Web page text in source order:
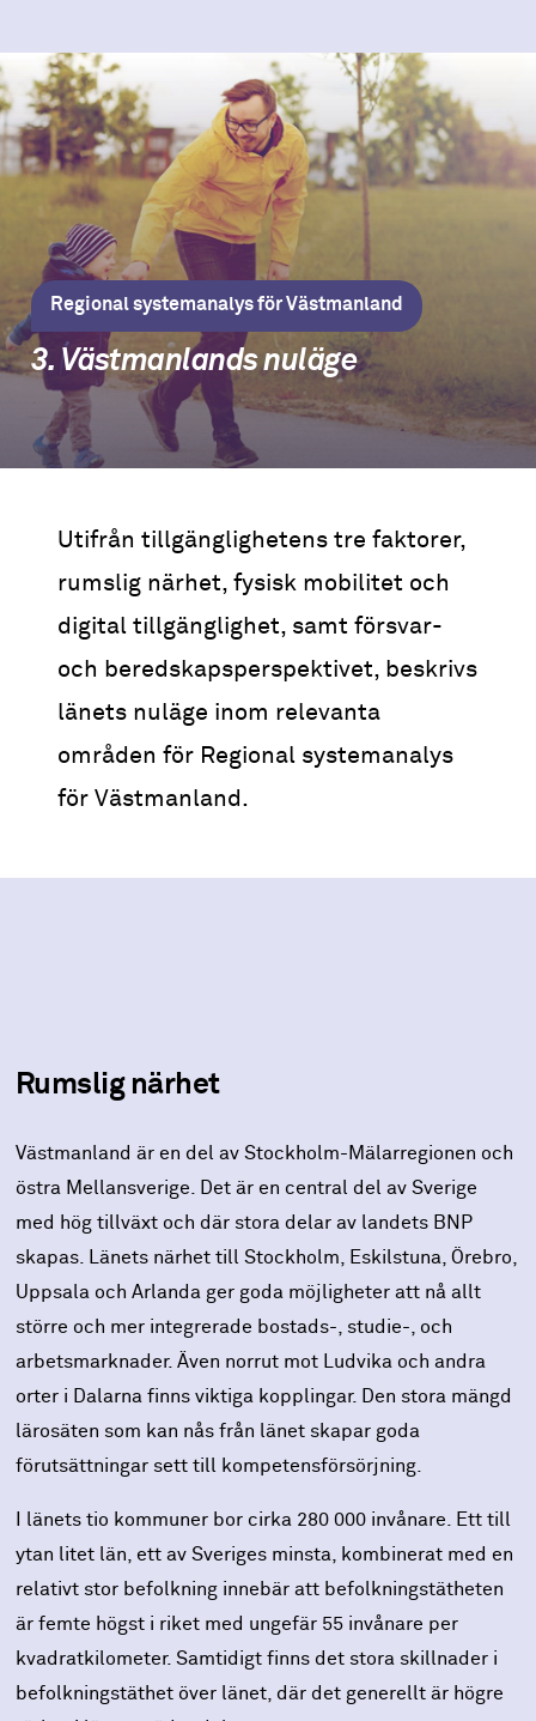
Regional systemanalys för Västmanland
3. Västmanlands nuläge
Utifrån tillgänglighetens tre faktorer,
rumslig närhet, fysisk mobilitet och
digital tillgänglighet, samt försvar-
och beredskapsperspektivet, beskrivs
länets nuläge inom relevanta
områden för Regional systemanalys
för Västmanland.
Rumslig närhet
Västmanland är en del av Stockholm-Mälarregionen och
östra Mellansverige. Det är en central del av Sverige
med hög tillväxt och där stora delar av landets BNP
skapas. Länets närhet till Stockholm, Eskilstuna, Örebro,
Uppsala och Arlanda ger goda möjligheter att nå allt
större och mer integrerade bostads-, studie-, och
arbetsmarknader. Även norrut mot Ludvika och andra
orter i Dalarna finns viktiga kopplingar. Den stora mängd
lärosäten som kan nås från länet skapar goda
förutsättningar sett till kompetensförsörjning.
I länets tio kommuner bor cirka 280 000 invånare. Ett till
ytan litet län, ett av Sveriges minsta, kombinerat med en
relativt stor befolkning innebär att befolkningstätheten
är femte högst i riket med ungefär 55 invånare per
kvadratkilometer. Samtidigt finns det stora skillnader i
befolkningstäthet över länet, där det generellt är högre